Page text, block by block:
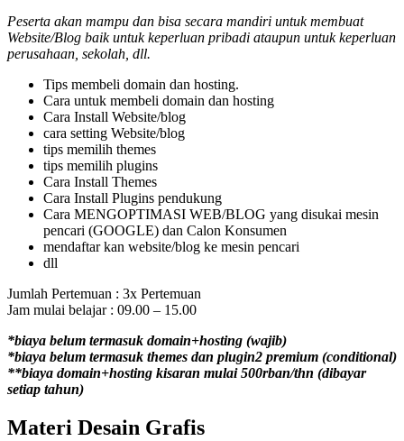
Peserta akan mampu dan bisa secara mandiri untuk membuat
Website/Blog baik untuk keperluan pribadi ataupun untuk keperluan
perusahaan, sekolah, dll.
Tips membeli domain dan hosting.
Cara untuk membeli domain dan hosting
Cara Install Website/blog
cara setting Website/blog
tips memilih themes
tips memilih plugins
Cara Install Themes
Cara Install Plugins pendukung
Cara MENGOPTIMASI WEB/BLOG yang disukai mesin
pencari (GOOGLE) dan Calon Konsumen
mendaftar kan website/blog ke mesin pencari
dll
Jumlah Pertemuan : 3x Pertemuan
Jam mulai belajar : 09.00 – 15.00
*biaya belum termasuk domain+hosting (wajib)
*biaya belum termasuk themes dan plugin2 premium (conditional)
**biaya domain+hosting kisaran mulai 500rban/thn (dibayar
setiap tahun)
Materi Desain Grafis